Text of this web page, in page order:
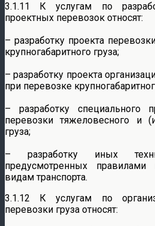
3.1.11 К услугам по
проектных перевозок относят:
– разработку проекта
крупногабаритного груза;
– разработку проекта
при перевозке
– разработку специального
перевозки тяжеловесного и
груза;
– разработку иных
предусмотренных
видам транспорта.
3.1.12 К услугам по
перевозки груза относят: